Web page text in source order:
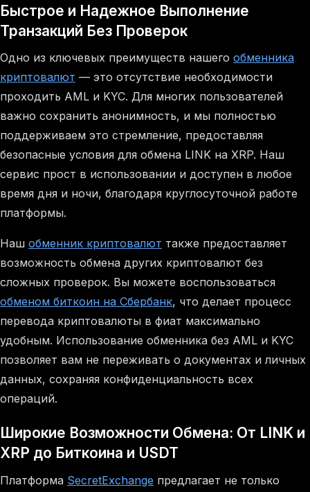
Быстрое и Надежное Выполнение
Транзакций Без Проверок
Одно из ключевых преимуществ нашего обменника
криптовалют — это отсутствие необходимости
проходить AML и KYC. Для многих пользователей
важно сохранить анонимность, и мы полностью
поддерживаем это стремление, предоставляя
безопасные условия для обмена LINK на XRP. Наш
сервис прост в использовании и доступен в любое
время дня и ночи, благодаря круглосуточной работе
платформы.
Наш обменник криптовалют также предоставляет
возможность обмена других криптовалют без
сложных проверок. Вы можете воспользоваться
обменом биткоин на Сбербанк, что делает процесс
перевода криптовалюты в фиат максимально
удобным. Использование обменника без AML и KYC
позволяет вам не переживать о документах и личных
данных, сохраняя конфиденциальность всех
операций.
Широкие Возможности Обмена: От LINK и
XRP до Биткоина и USDT
Платформа SecretExchange предлагает не только